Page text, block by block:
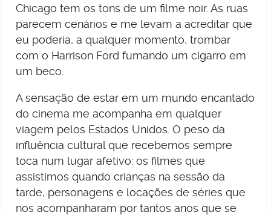
Chicago tem os tons de um filme noir. As ruas
parecem cenários e me levam a acreditar que
eu poderia, a qualquer momento, trombar
com o Harrison Ford fumando um cigarro em
um beco.
A sensação de estar em um mundo encantado
do cinema me acompanha em qualquer
viagem pelos Estados Unidos. O peso da
influência cultural que recebemos sempre
toca num lugar afetivo: os filmes que
assistimos quando crianças na sessão da
tarde, personagens e locações de séries que
nos acompanharam por tantos anos que se